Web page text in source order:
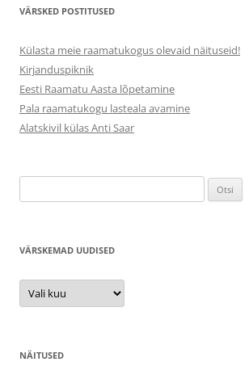
VÄRSKED POSTITUSED
Külasta meie raamatukogus olevaid näituseid!
Kirjanduspiknik
Eesti Raamatu Aasta lõpetamine
Pala raamatukogu lasteala avamine
Alatskivil külas Anti Saar
VÄRSKEMAD UUDISED
Värskemad
uudised
NÄITUSED